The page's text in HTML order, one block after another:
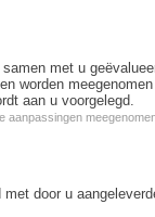
met u
worden
aan u voorgelegd.
aanpassingen
door u